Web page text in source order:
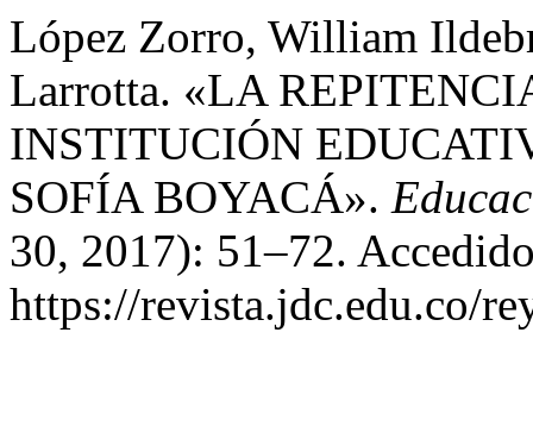
López Zorro, William
Larrotta. «LA
INSTITUCIÓN
SOFÍA BOYACÁ».
30, 2017): 51–72.
https://revista.jdc.edu.co/